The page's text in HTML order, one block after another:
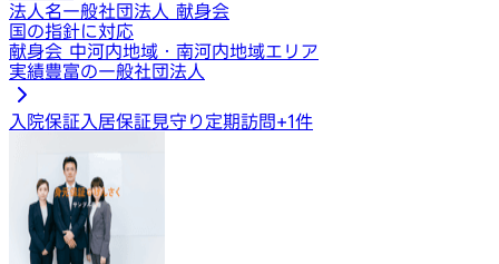
法人名一般社団法人 献身会
国の指針に対応
献身会 中河内地域・南河内地域エリア
実績豊富の一般社団法人
入院保証 入居保証見守り定期訪問+1件